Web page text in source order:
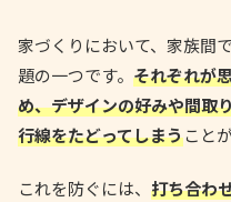
家づくりにおいて、家族間
題の一つです。 それぞれが
め、デザインの好みや間取
行線をたどってしまうこと
これを防ぐには、 打ち合わ